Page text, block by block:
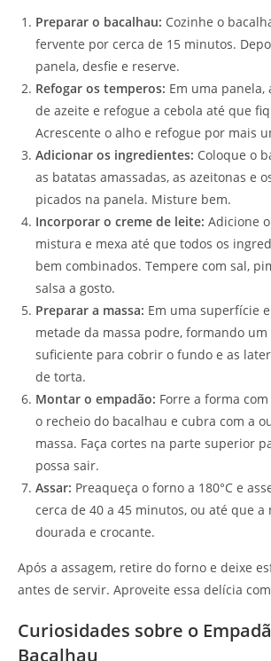
Preparar o bacalhau: Cozinhe o
fervente por cerca de 15 minutos.
panela, desfie e reserve.
Refogar os temperos: Em uma panela,
de azeite e refogue a cebola até que
Acrescente o alho e refogue por mais
Adicionar os ingredientes: Coloque o
as batatas amassadas, as azeitonas e
picados na panela. Misture bem.
Incorporar o creme de leite: Adicione
mistura e mexa até que todos os
bem combinados. Tempere com sal,
salsa a gosto.
Preparar a massa: Em uma superfície
metade da massa podre, formando
suficiente para cobrir o fundo e as
de torta.
Montar o empadão: Forre a forma
o recheio do bacalhau e cubra com a
massa. Faça cortes na parte superior
possa sair.
Assar: Preaqueça o forno a 180°C e
cerca de 40 a 45 minutos, ou até que a
dourada e crocante.
Após a assagem, retire do forno e deixe
antes de servir. Aproveite essa delícia
Curiosidades sobre o
Bacalhau